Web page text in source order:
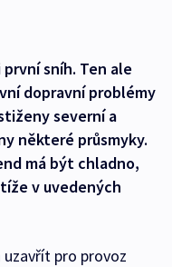
sníh. Ten ale
dopravní problémy
severní a
některé průsmyky.
má být chladno,
v uvedených
uzavřít pro provoz